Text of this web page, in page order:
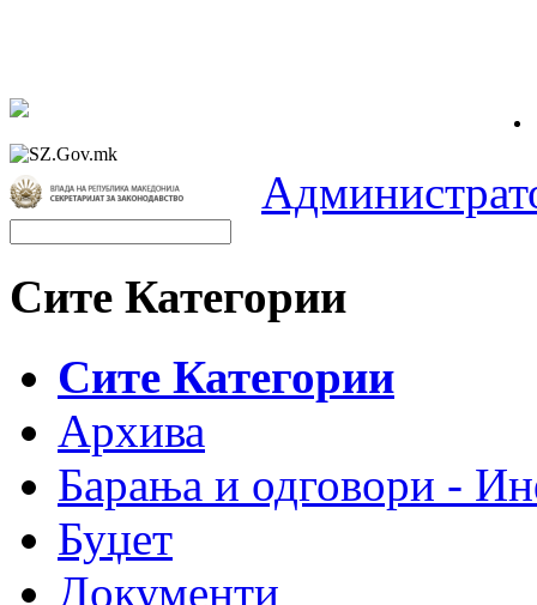
Сите Категории
Сите Категории
Архива
Барања и одговори -
Буџет
Документи